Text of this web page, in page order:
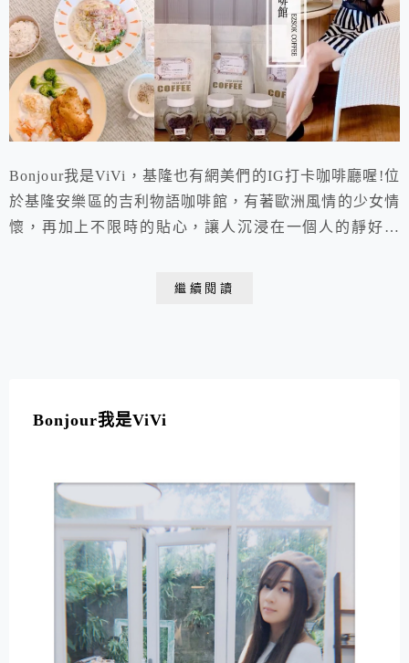
Bonjour我是ViVi，基隆也有網美們的IG打卡咖啡廳喔!位
於基隆安樂區的吉利物語咖啡館，有著歐洲風情的少女情
懷，再加上不限時的貼心，讓人沉浸在一個人的靜好時
繼續閱讀
Bonjour我是ViVi